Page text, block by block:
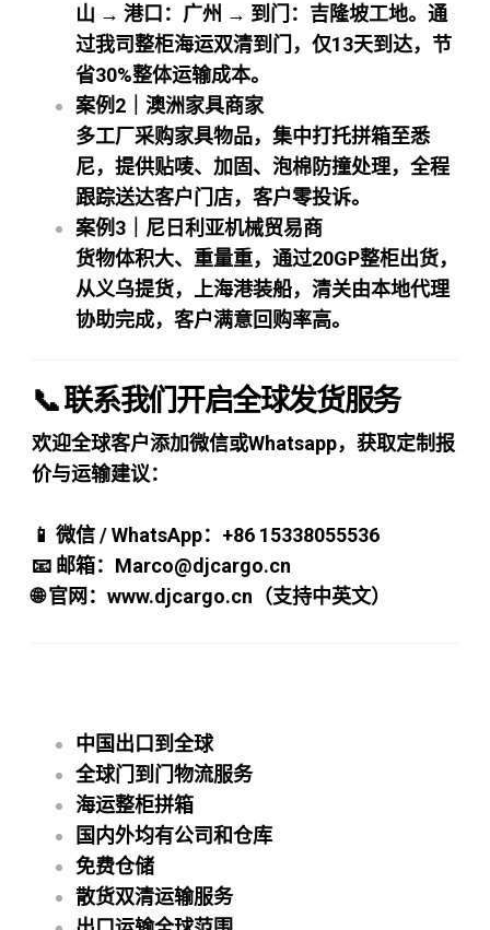
山 → 港口：广州 → 到门：吉隆坡工地。通
过我司整柜海运双清到门，仅13天到达，节
省30%整体运输成本。
案例2｜澳洲家具商家
多工厂采购家具物品，集中打托拼箱至悉
尼，提供贴唛、加固、泡棉防撞处理，全程
跟踪送达客户门店，客户零投诉。
案例3｜尼日利亚机械贸易商
货物体积大、重量重，通过20GP整柜出货，
从义乌提货，上海港装船，清关由本地代理
协助完成，客户满意回购率高。
📞 联系我们开启全球发货服务
欢迎全球客户添加微信或Whatsapp，获取定制报
价与运输建议：
📱 微信 / WhatsApp：+86 15338055536
📧 邮箱：Marco@djcargo.cn
🌐 官网： www.djcargo.cn（支持中英文）
中国出口到全球
全球门到门物流服务
海运整柜拼箱
国内外均有公司和仓库
免费仓储
散货双清运输服务